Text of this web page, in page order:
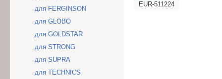
для FERGINSON
для GLOBO
для GOLDSTAR
для STRONG
для SUPRA
для TECHNICS
EUR-511224